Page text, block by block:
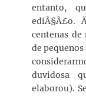
entanto,
centenas
de
duvidosa
elaborou).